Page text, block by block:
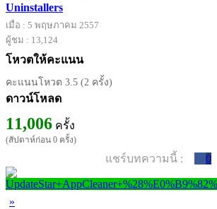
Uninstallers
เมื่อ : 5 พฤษภาคม 2557
ผู้ชม : 13,124
โหวตให้คะแนน
คะแนนโหวต 3.5 (2 ครั้ง)
ดาวน์โหลด
11,006 ครั้ง
(สัปดาห์ก่อน 0 ครั้ง)
แชร์บทความนี้ : 0
»